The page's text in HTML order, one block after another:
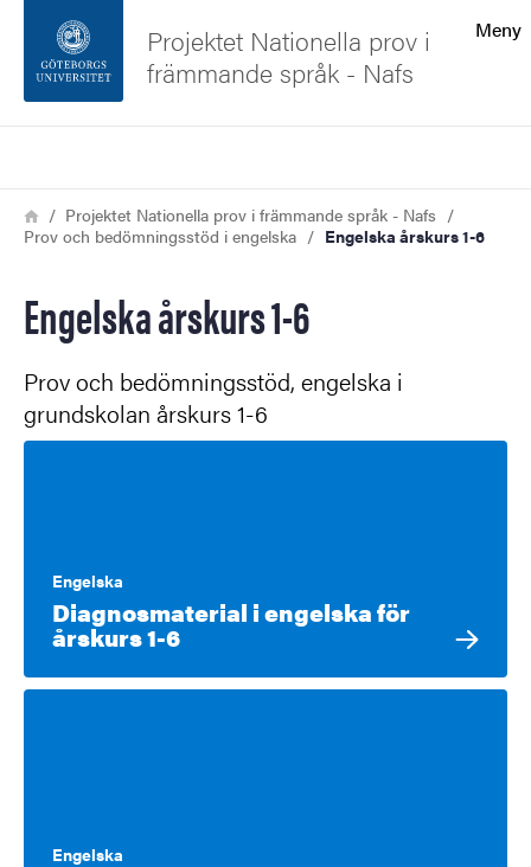
Sidfoten
Om webbplatsen
Meny
Projektet Nationella prov i
främmande språk - Nafs
Länkstig
HemProjektet Nationella prov i främmande språk - Nafs
Prov och bedömningsstöd i engelska
Engelska årskurs 1-6
Engelska årskurs 1-6
Prov och bedömningsstöd, engelska i
grundskolan årskurs 1-6
Engelska
Diagnosmaterial i engelska för
årskurs 1-6
Engelska